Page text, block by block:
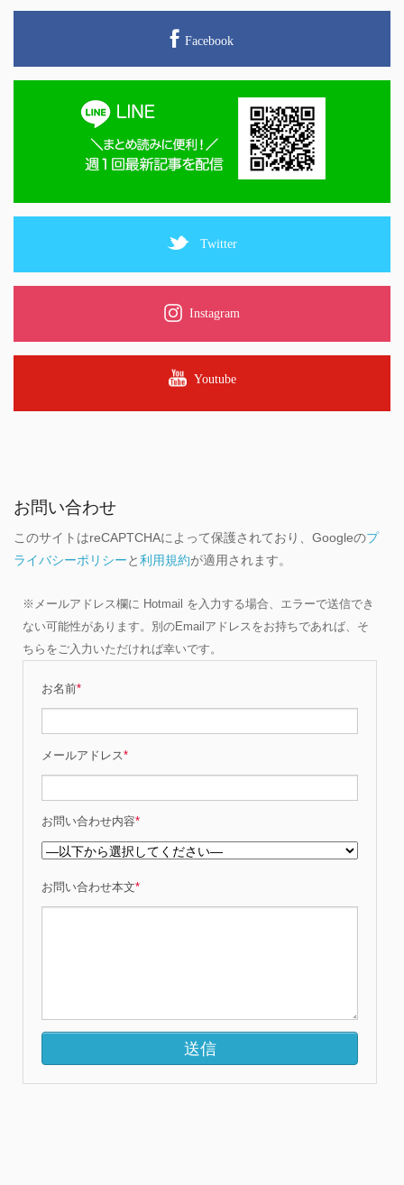
Facebook
Twitter
Instagram
Youtube
お問い合わせ
このサイトはreCAPTCHAによって保護されており、Googleのプ
ライバシーポリシーと利用規約が適用されます。
※メールアドレス欄に Hotmail を入力する場合、エラーで送信でき
ない可能性があります。別のEmailアドレスをお持ちであれば、そ
ちらをご入力いただければ幸いです。
お名前*
メールアドレス*
お問い合わせ内容*
お問い合わせ本文*